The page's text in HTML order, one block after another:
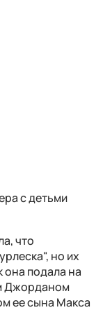
с детьми
что
но их
она подала на
Джорданом
ее сына Макса